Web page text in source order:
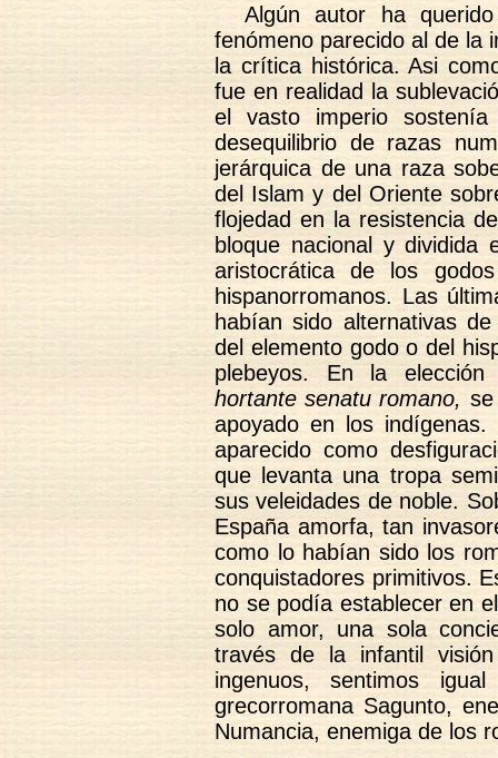
Algún autor ha
fenómeno parecido al de la
la crítica histórica. Asi
fue en realidad la
el vasto imperio
desequilibrio de razas
jerárquica de una raza
del Islam y del Oriente
flojedad en la resistencia
bloque nacional y dividida
aristocrática de los
hispanorromanos. Las
habían sido alternativas
del elemento godo o del
plebeyos. En la elección
hortante senatu romano,
apoyado en los
aparecido como
que levanta una tropa
sus veleidades de noble.
España amorfa, tan
como lo habían sido los
conquistadores primitivos.
no se podía establecer en
solo amor, una sola
través de la infantil
ingenuos, sentimos
grecorromana Sagunto,
Numancia, enemiga de los